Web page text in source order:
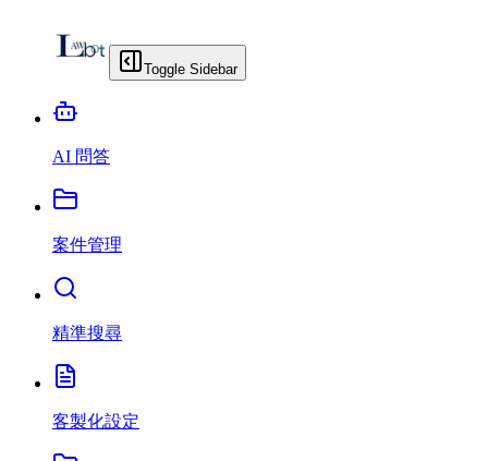
Toggle Sidebar
AI 問答
案件管理
精準搜尋
客製化設定